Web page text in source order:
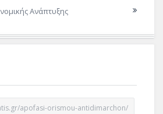
Ανάπτυξης
apofasi-orismou-antidimarchon/